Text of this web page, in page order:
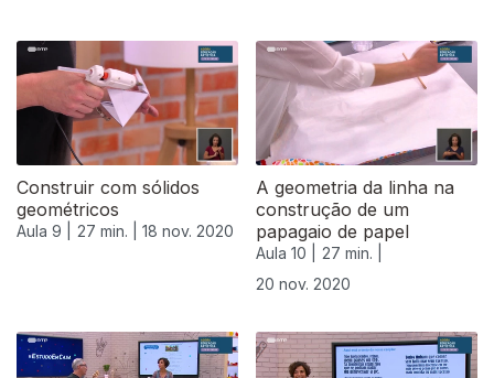
Construir com sólidos
geométricos
Aula 9 | 27 min. | 18 nov. 2020
A geometria da linha na
construção de um
papagaio de papel
Aula 10 |
27 min. |
20 nov. 2020
508674